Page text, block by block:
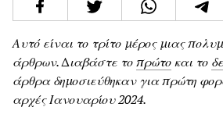
Αυτό είναι το τρίτο μέρος μιας
άρθρων. Διαβάστε τοπρώτοκαι το
άρθρα δημοσιεύθηκαν για πρώτη
αρχές Ιανουαρίου 2024.